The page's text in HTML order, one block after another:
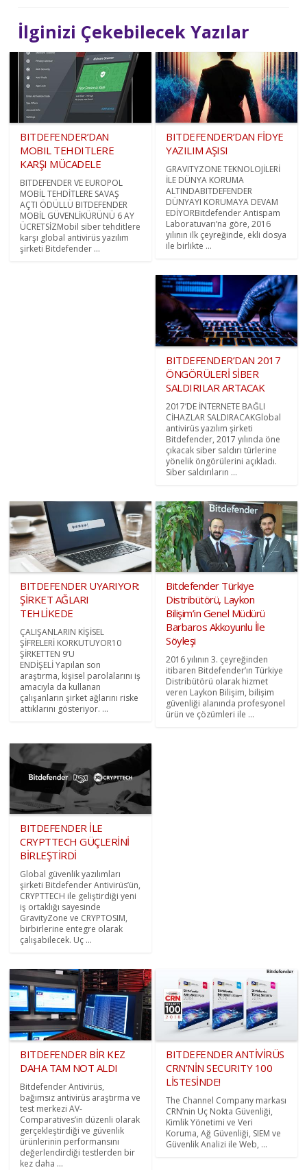
İlginizi Çekebilecek Yazılar
BITDEFENDER’DAN
MOBIL TEHDITLERE
KARŞI MÜCADELE
BITDEFENDER VE EUROPOL
MOBİL TEHDİTLERE SAVAŞ
AÇTI ÖDÜLLÜ BITDEFENDER
MOBİL GÜVENLİKÜRÜNÜ 6 AY
ÜCRETSİZMobil siber tehditlere
karşı global antivirüs yazılım
şirketi Bitdefender ...
BITDEFENDER’DAN FİDYE
YAZILIM AŞISI
GRAVITYZONE TEKNOLOJİLERİ
İLE DÜNYA KORUMA
ALTINDABITDEFENDER
DÜNYAYI KORUMAYA DEVAM
EDİYORBitdefender Antispam
Laboratuvarı’na göre, 2016
yılının ilk çeyreğinde, ekli dosya
ile birlikte ...
BITDEFENDER’DAN 2017
ÖNGÖRÜLERİ SİBER
SALDIRILAR ARTACAK
2017’DE İNTERNETE BAĞLI
CİHAZLAR SALDIRACAKGlobal
antivirüs yazılım şirketi
Bitdefender, 2017 yılında öne
çıkacak siber saldırı türlerine
yönelik öngörülerini açıkladı.
Siber saldırıların ...
BITDEFENDER UYARIYOR:
ŞİRKET AĞLARI
TEHLİKEDE
ÇALIŞANLARIN KİŞİSEL
ŞİFRELERİ KORKUTUYOR10
ŞİRKETTEN 9’U
ENDİŞELİ Yapılan son
araştırma, kişisel parolalarını iş
amacıyla da kullanan
çalışanların şirket ağlarını riske
attıklarını gösteriyor. ...
Bitdefender Türkiye
Distribütörü, Laykon
Bilişim’in Genel Müdürü
Barbaros Akkoyunlu İle
Söyleşi
2016 yılının 3. çeyreğinden
itibaren Bitdefender’ın Türkiye
Distribütörü olarak hizmet
veren Laykon Bilişim, bilişim
güvenliği alanında profesyonel
ürün ve çözümleri ile ...
BITDEFENDER İLE
CRYPTTECH GÜÇLERİNİ
BİRLEŞTİRDİ
Global güvenlik yazılımları
şirketi Bitdefender Antivirüs’ün,
CRYPTTECH ile geliştirdiği yeni
iş ortaklığı sayesinde
GravityZone ve CRYPTOSIM,
birbirlerine entegre olarak
çalışabilecek. Uç ...
BITDEFENDER BİR KEZ
DAHA TAM NOT ALDI
Bitdefender Antivirüs,
bağımsız antivirüs araştırma ve
test merkezi AV-
Comparatives’in düzenli olarak
gerçekleştirdiği ve güvenlik
ürünlerinin performansını
değerlendirdiği testlerden bir
kez daha ...
BITDEFENDER ANTİVİRÜS
CRN’NİN SECURITY 100
LİSTESİNDE!
The Channel Company markası
CRN’nin Uç Nokta Güvenliği,
Kimlik Yönetimi ve Veri
Koruma, Ağ Güvenliği, SIEM ve
Güvenlik Analizi ile Web, ...